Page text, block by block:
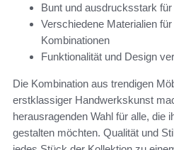
Bunt und ausdrucksstark
Verschiedene Materialien
Kombinationen
Funktionalität und Design
Die Kombination aus trendigen
erstklassiger Handwerkskunst
herausragenden Wahl für alle, die
gestalten möchten. Qualität und